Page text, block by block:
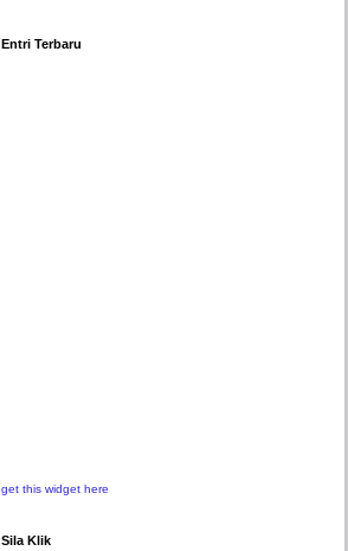
Entri Terbaru
get this widget here
Sila Klik